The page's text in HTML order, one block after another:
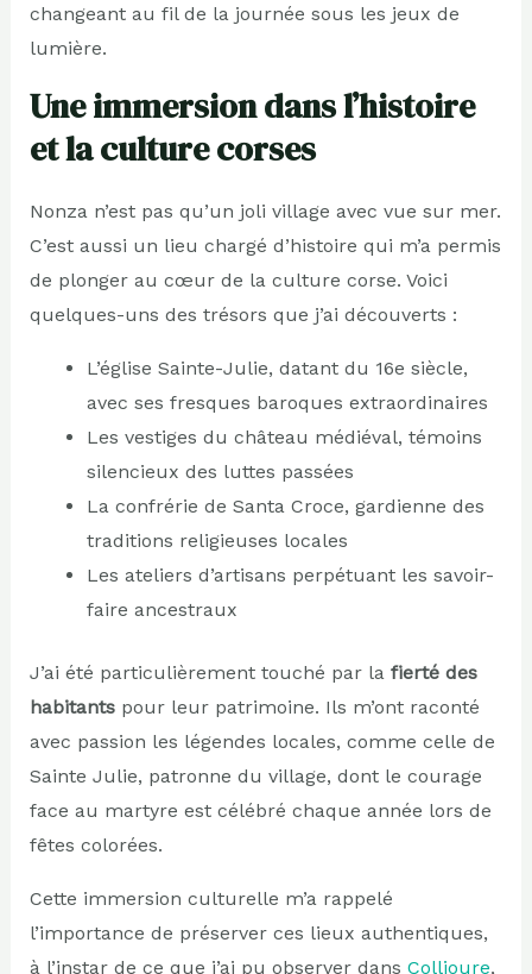
changeant au fil de la journée sous les jeux de
lumière.
Une immersion dans l’histoire
et la culture corses
Nonza n’est pas qu’un joli village avec vue sur mer.
C’est aussi un lieu chargé d’histoire qui m’a permis
de plonger au cœur de la culture corse. Voici
quelques-uns des trésors que j’ai découverts :
L’église Sainte-Julie, datant du 16e siècle,
avec ses fresques baroques extraordinaires
Les vestiges du château médiéval, témoins
silencieux des luttes passées
La confrérie de Santa Croce, gardienne des
traditions religieuses locales
Les ateliers d’artisans perpétuant les savoir-
faire ancestraux
J’ai été particulièrement touché par la fierté des
habitantspour leur patrimoine. Ils m’ont raconté
avec passion les légendes locales, comme celle de
Sainte Julie, patronne du village, dont le courage
face au martyre est célébré chaque année lors de
fêtes colorées.
Cette immersion culturelle m’a rappelé
l’importance de préserver ces lieux authentiques,
à l’instar de ce que j’ai pu observer dans Collioure,